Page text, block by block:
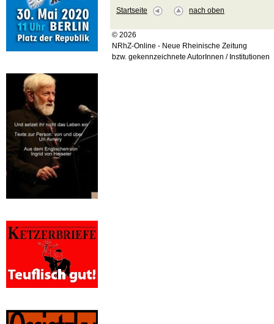
Startseite nach oben
© 2026
NRhZ-Online - Neue Rheinische Zeitung
bzw. gekennzeichnete AutorInnen / Institutionen